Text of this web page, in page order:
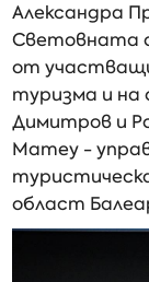
Александра
Световната
от
туризма и на
Димитров и
Матеу -
област